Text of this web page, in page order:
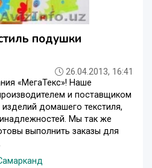
подушки
26.04.2013, 16:41
«МегаТекс»! Наше
и поставщиком
домашего текстиля,
Мы так же
выполнить заказы для